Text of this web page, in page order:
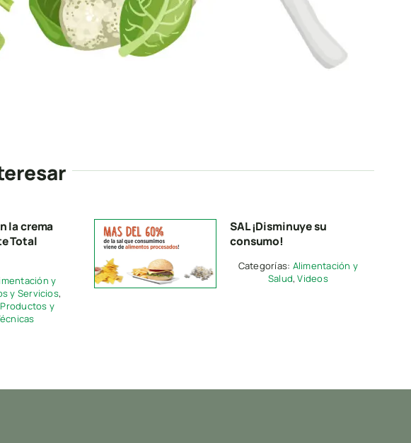
la crema
Total
y
y Servicios,
y
SAL ¡Disminuye su
consumo!
Categorías: Alimentación y
Salud,Videos